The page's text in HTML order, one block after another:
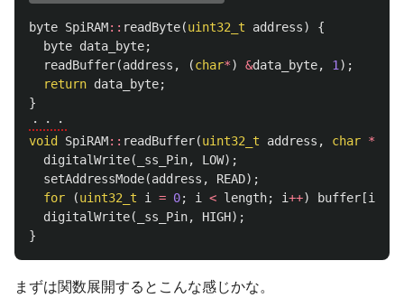
byte SpiRAM:: readByte(uint32_t address)
{
byte data_byte;
readBuffer(address , (char*) &data_byte, 1 );
return data_byte;
}
・・・
void
SpiRAM:: readBuffer(uint32_t address , char *
digitalWrite( _ss_Pin, LOW);
setAddressMode(address , READ);
for
(uint32_t i = 0; i < length; i++) buffer [i
digitalWrite( _ss_Pin, HIGH);
}
まずは関数展開するとこんな感じかな。